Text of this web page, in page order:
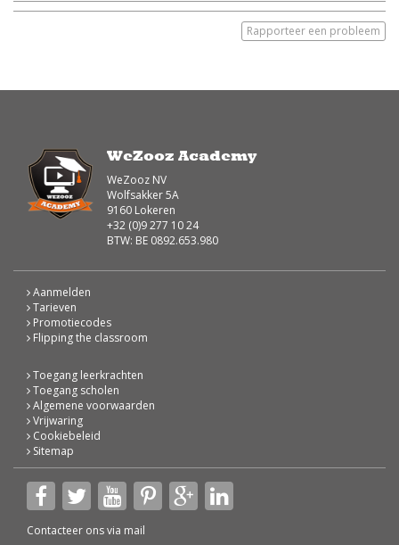
Rapporteer een probleem
WeZooz Academy
WeZooz NV
Wolfsakker 5A
9160 Lokeren
+32 (0)9 277 10 24
BTW: BE 0892.653.980
Aanmelden
Tarieven
Promotiecodes
Flipping the classroom
Toegang leerkrachten
Toegang scholen
Algemene voorwaarden
Vrijwaring
Cookiebeleid
Sitemap
Contacteer ons via mail